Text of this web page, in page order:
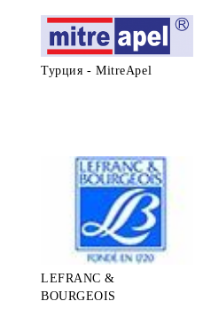
Турция - MitreApel
LEFRANC &
BOURGEOIS